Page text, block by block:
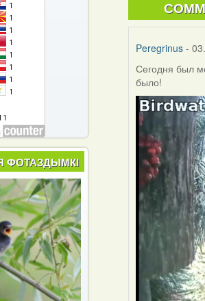
Peregrinus -
Сегодня был
было!